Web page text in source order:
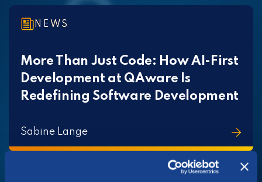
NEWS
More Than Just Code: How AI-First
Development at QAware Is
Redefining Software Development
Sabine Lange